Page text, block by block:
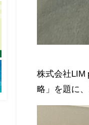
株式会社LIM
略」を題に